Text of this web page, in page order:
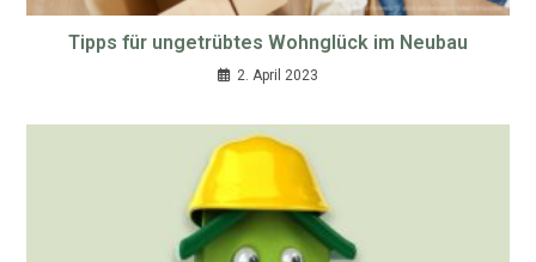
Tipps für ungetrübtes Wohnglück im Neubau
2. April 2023